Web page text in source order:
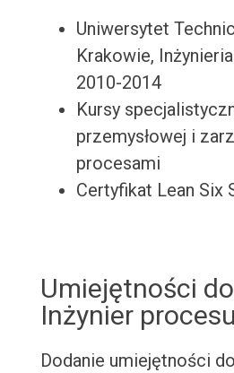
Uniwersytet
Krakowie,
2010-2014
Kursy
przemysłowej i
procesami
Certyfikat Lean Six
Umiejętności
Inżynier procesu
Dodanie umiejętności